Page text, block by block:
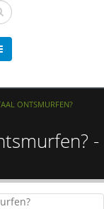
ONTSMURFEN?
-